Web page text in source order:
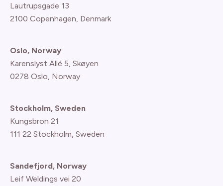
Lautrupsgade 13
2100 Copenhagen , Denmark
Oslo, Norway
Karenslyst Allé 5, Skøyen
0278 Oslo, Norway
Stockholm, Sweden
Kungsbron 21
111 22 Stockholm, Sweden
Sandefjord, Norway
Leif Weldings vei 20